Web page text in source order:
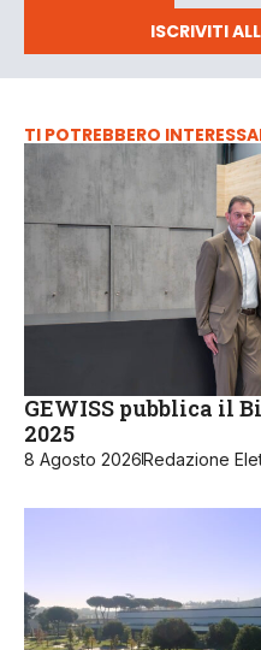
ISCRIVITI
TI POTREBBERO
GEWISS pubblica il
2025
8 Agosto 2026Redazione